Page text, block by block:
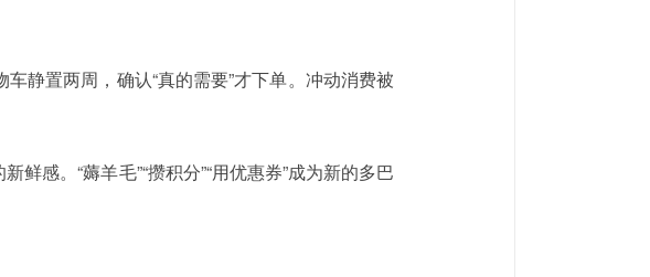
静置两周，确认“真的需要”才下单。冲动消费被
感。“薅羊毛”“攒积分”“用优惠券”成为新的多巴